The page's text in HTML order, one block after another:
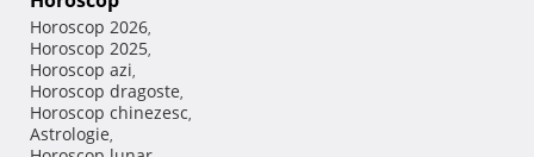
Horoscop 2026,
Horoscop 2025,
Horoscop azi,
Horoscop dragoste,
Horoscop chinezesc,
Astrologie,